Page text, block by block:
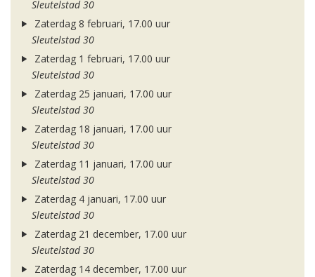
Sleutelstad 30
Zaterdag 8 februari, 17.00 uur
Sleutelstad 30
Zaterdag 1 februari, 17.00 uur
Sleutelstad 30
Zaterdag 25 januari, 17.00 uur
Sleutelstad 30
Zaterdag 18 januari, 17.00 uur
Sleutelstad 30
Zaterdag 11 januari, 17.00 uur
Sleutelstad 30
Zaterdag 4 januari, 17.00 uur
Sleutelstad 30
Zaterdag 21 december, 17.00 uur
Sleutelstad 30
Zaterdag 14 december, 17.00 uur